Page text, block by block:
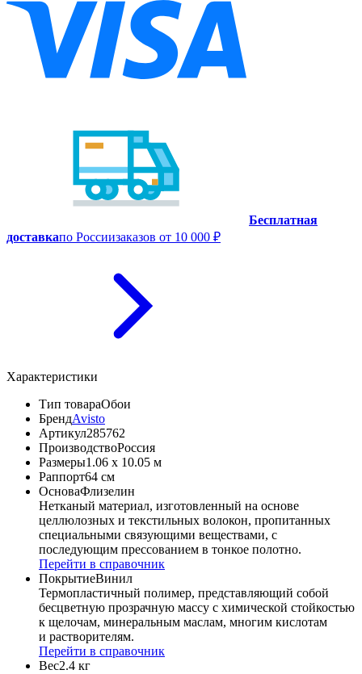
Бесплатная
доставкапо Россиизаказов от 10 000 ₽
Характеристики
Тип товараОбои
БрендAvisto
Артикул285762
ПроизводствоРоссия
Размеры1.06 x 10.05 м
Раппорт64 см
ОсноваФлизелин
Нетканый материал, изготовленный на основе
целлюлозных и текстильных волокон, пропитанных
специальными связующими веществами, с
последующим прессованием в тонкое полотно.
Перейти в справочник
ПокрытиеВинил
Термопластичный полимер, представляющий собой
бесцветную прозрачную массу с химической стойкостью
к щелочам, минеральным маслам, многим кислотам
и растворителям.
Перейти в справочник
Вес2.4 кг